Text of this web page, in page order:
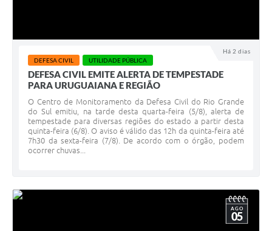
Há 2 dias
DEFESA CIVIL UTILIDADE PÚBLICA
DEFESA CIVIL EMITE ALERTA DE TEMPESTADE
PARA URUGUAIANA E REGIÃO
O Centro de Monitoramento da Defesa Civil do Rio Grande
do Sul emitiu, na tarde desta quarta-feira (5/8), alerta de
tempestade para diversas regiões do estado a partir desta
quinta-feira (6/8). O aviso é válido das 12h da quinta-feira até
7h30 da sexta-feira (7/8). De acordo com o órgão, podem
ocorrer chuvas...
AGO
05